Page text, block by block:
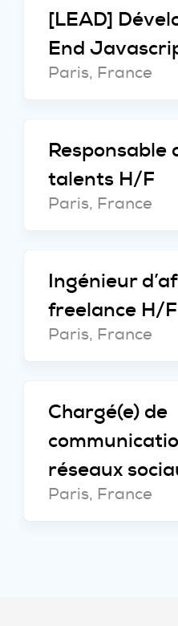
[LEAD]
End
Paris, France
Responsable
talents H/F
Paris, France
Ingénieur
freelance H/F
Paris, France
Chargé(e) de
réseaux
Paris, France